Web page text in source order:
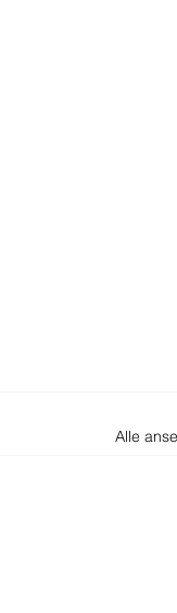
Alle